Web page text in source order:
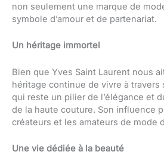
non seulement une marque de
symbole d’amour et de partenariat.
Un héritage immortel
Bien que Yves Saint Laurent nous
héritage continue de vivre à travers
qui reste un pilier de l’élégance et
de la haute couture. Son influence
créateurs et les amateurs de mode
Une vie dédiée à la beauté